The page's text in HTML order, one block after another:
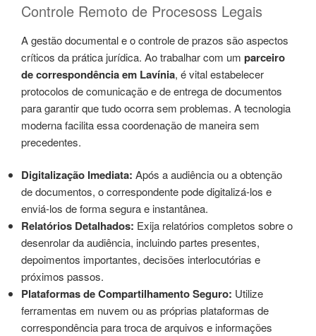
Controle Remoto de Procesoss Legais
A gestão documental e o controle de prazos são aspectos
críticos da prática jurídica. Ao trabalhar com um parceiro
de correspondência em Lavínia, é vital estabelecer
protocolos de comunicação e de entrega de documentos
para garantir que tudo ocorra sem problemas. A tecnologia
moderna facilita essa coordenação de maneira sem
precedentes.
Digitalização Imediata: Após a audiência ou a obtenção
de documentos, o correspondente pode digitalizá-los e
enviá-los de forma segura e instantânea.
Relatórios Detalhados: Exija relatórios completos sobre o
desenrolar da audiência, incluindo partes presentes,
depoimentos importantes, decisões interlocutórias e
próximos passos.
Plataformas de Compartilhamento Seguro: Utilize
ferramentas em nuvem ou as próprias plataformas de
correspondência para troca de arquivos e informações